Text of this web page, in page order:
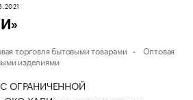
торговля бытовыми товарами
Оптовая
изделиями
ОГРАНИЧЕННОЙ